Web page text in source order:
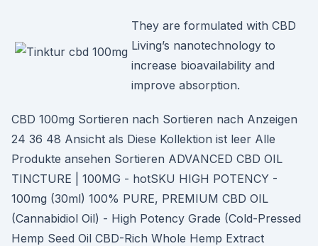
They are formulated with CBD
Living’s nanotechnology to
increase bioavailability and
improve absorption.
CBD 100mg Sortieren nach Sortieren nach Anzeigen
24 36 48 Ansicht als Diese Kollektion ist leer Alle
Produkte ansehen Sortieren ADVANCED CBD OIL
TINCTURE | 100MG - hotSKU HIGH POTENCY -
100mg (30ml) 100% PURE, PREMIUM CBD OIL
(Cannabidiol Oil) - High Potency Grade (Cold-Pressed
Hemp Seed Oil CBD-Rich Whole Hemp Extract